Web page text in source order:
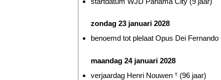
zondag 23 januari 2028
benoemd tot plelaat Opus Dei
maandag 24 januari 2028
verjaardag Henri Nouwen † (96 jaar)